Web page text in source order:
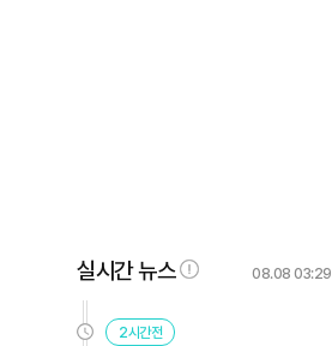
실시간 뉴스 08.08 03:29
2시간전